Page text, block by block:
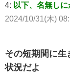
4: 以下、名無し
2024/10/31(木)
その短期間に生
状況だよ